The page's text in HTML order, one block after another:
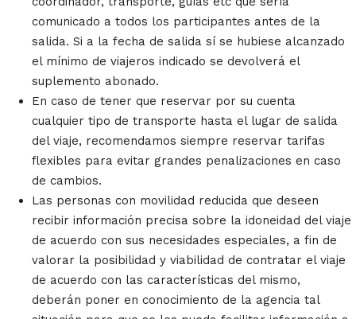
comunicado a todos los participantes antes de la
salida. Si a la fecha de salida sí se hubiese alcanzado
el mínimo de viajeros indicado se devolverá el
suplemento abonado.
En caso de tener que reservar por su cuenta
cualquier tipo de transporte hasta el lugar de salida
del viaje, recomendamos siempre reservar tarifas
flexibles para evitar grandes penalizaciones en caso
de cambios.
Las personas con movilidad reducida que deseen
recibir información precisa sobre la idoneidad del viaje
de acuerdo con sus necesidades especiales, a fin de
valorar la posibilidad y viabilidad de contratar el viaje
de acuerdo con las características del mismo,
deberán poner en conocimiento de la agencia tal